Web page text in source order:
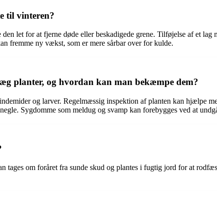
til vinteren?
let for at fjerne døde eller beskadigede grene. Tilføjelse af et
fremme ny vækst, som er mere sårbar over for kulde.
planter, og hvordan kan man bekæmpe dem?
og larver. Regelmæssig inspektion af planten kan hjælpe
Sygdomme som meldug og svamp kan forebygges ved at
om foråret fra sunde skud og plantes i fugtig jord for at